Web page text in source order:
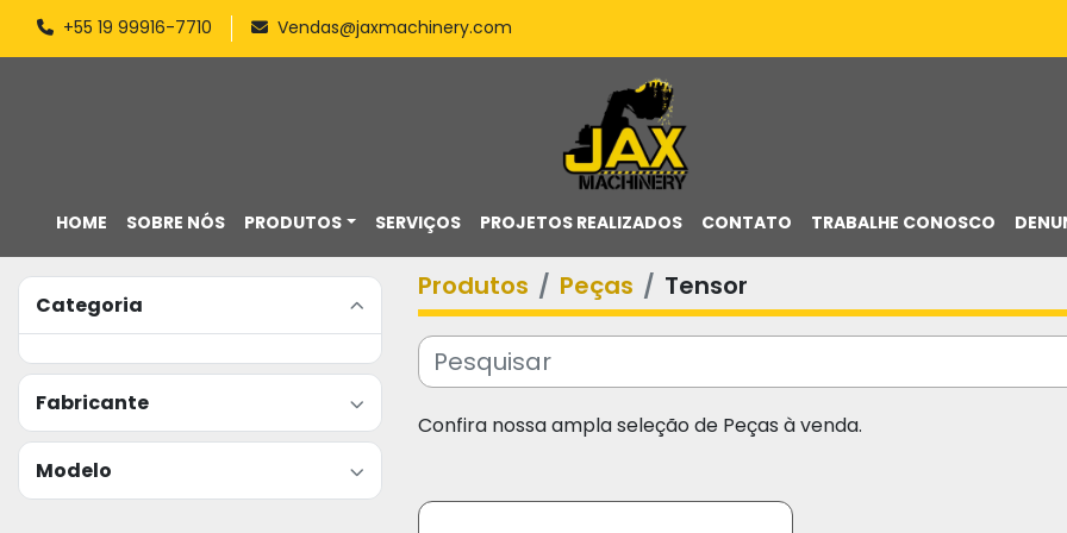
+55 19 99916-7710 Vendas@jaxmachinery.com
HOME PRODUTOS
SOBRE NÓS SERVIÇOS PROJETOS REALIZADOS CONTATO TRABALHE CONOSCO
Categoria
Fabricante
Modelo
Produtos Peças Tensor
Confira nossa ampla seleção de Peças à venda.